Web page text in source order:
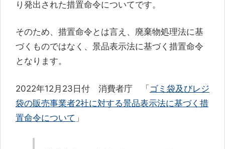
り発出された措置命令についてです。
そのため、措置命令とは言え、廃棄物処理法に基
づくものではなく、景品表示法に基づく措置命令
となります。
2022年12月23日付 消費者庁 「ゴミ袋及びレジ
袋の販売事業者2社に対する景品表示法に基づく措
置命令について 」